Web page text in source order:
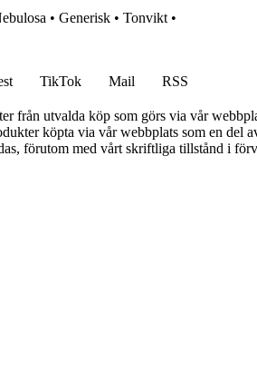
• Generisk • Tonvikt •
TikTok Mail
RSS
från utvalda köp som görs via vår
köpta via vår webbplats som en del
förutom med vårt skriftliga tillstånd i